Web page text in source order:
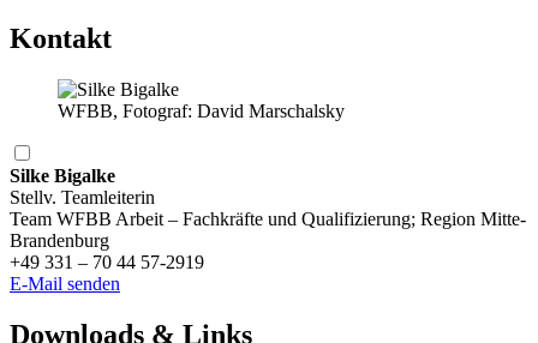
Kontakt
WFBB, Fotograf: David Marschalsky
Silke Bigalke
Stellv. Teamleiterin
Team WFBB Arbeit – Fachkräfte und Qualifizierung; Region Mitte-
Brandenburg
+49 331 – 70 44 57-2919
E-Mail senden
Downloads & Links